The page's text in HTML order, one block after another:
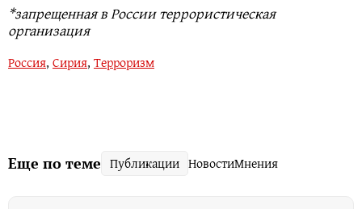
*запрещенная в России террористическая
организация
Россия, Сирия, Терроризм
Еще по теме Публикации НовостиМнения